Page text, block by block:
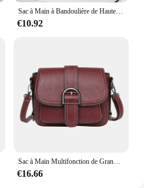
Sac à Main à Bandoulière de Haute Qualité pour Femme, Design de Luxe, à Coque Imprimée, Fourre-Tout, Nouvelle Collection Été
€10.92
Sac à Main Multifonction de Grande Capacité pour Femme, à la Mode
€16.66